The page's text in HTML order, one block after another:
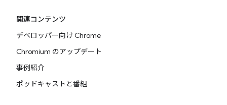
関連コンテンツ
デベロッパー向け Chrome
Chromium のアップデート
事例紹介
ポッドキャストと番組